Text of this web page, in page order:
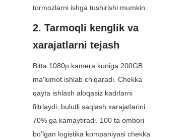
tormozlarni ishga tushirishi mumkin.
2. Tarmoqli kenglik va
xarajatlarni tejash
Bitta 1080p kamera kuniga 200GB
ma'lumot ishlab chiqaradi. Chekka
qayta ishlash aloqasiz kadrlarni
filtrlaydi, bulutli saqlash xarajatlarini
70% ga kamaytiradi. 100 ta ombori
bo'lgan logistika kompaniyasi chekka